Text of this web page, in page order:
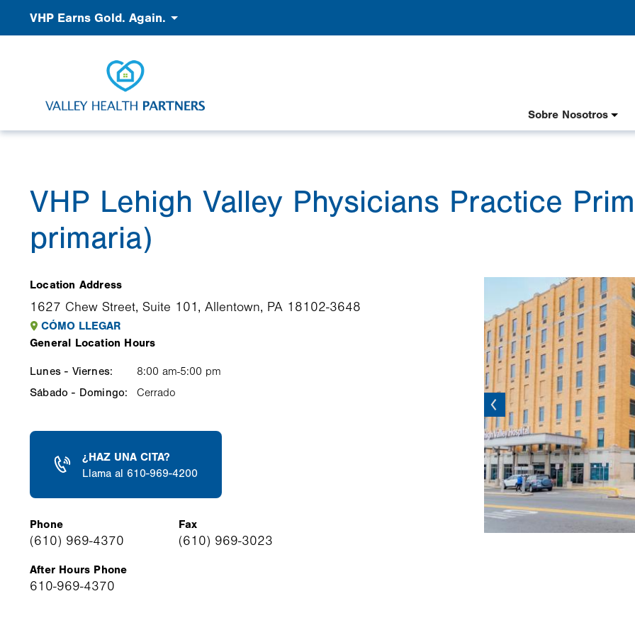
VHP Earns Gold. Again.
Header
Nav
Sobre Nosotros
VHP Lehigh Valley Physicians Practice
primaria)
Location Address
1627 Chew Street, Suite 101, Allentown, PA 18102-3648
CÓMO LLEGAR
General Location Hours
Weekday
Time
slot
Comment
Lunes - Viernes:
8:00 am-5:00 pm
Sábado - Domingo:
Cerrado
¿HAZ UNA CITA?
Llama al 610-969-4200
Phone
(610) 969-4370
Fax
(610) 969-3023
After Hours Phone
610-969-4370
Previous
Image